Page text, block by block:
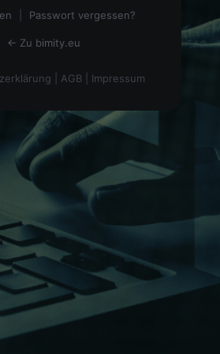
Passwort vergessen?
← Zu bimity.eu
AGB| Impressum